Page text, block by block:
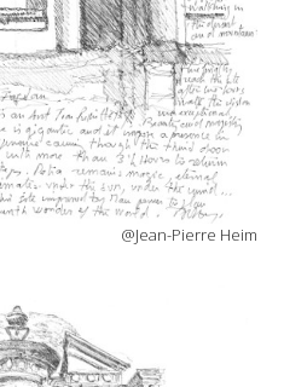
@Jean-Pierre Heim